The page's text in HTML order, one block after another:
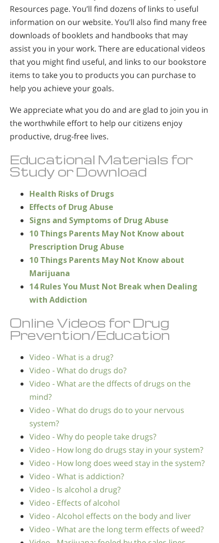
Resources page. You’ll find dozens of links to useful
information on our website. You’ll also find many free
downloads of booklets and handbooks that may
assist you in your work. There are educational videos
that you might find useful, and links to our bookstore
items to take you to products you can purchase to
help you achieve your goals.
We appreciate what you do and are glad to join you in
the worthwhile effort to help our citizens enjoy
productive, drug-free lives.
Educational Materials for
Study or Download
Health Risks of Drugs
Effects of Drug Abuse
Signs and Symptoms of Drug Abuse
10 Things Parents May Not Know about
Prescription Drug Abuse
10 Things Parents May Not Know about
Marijuana
14 Rules You Must Not Break when Dealing
with Addiction
Online Videos for Drug
Prevention/Education
Video - What is a drug?
Video - What do drugs do?
Video - What are the dffects of drugs on the
mind?
Video - What do drugs do to your nervous
system?
Video - Why do people take drugs?
Video - How long do drugs stay in your system?
Video - How long does weed stay in the system?
Video - What is addiction?
Video - Is alcohol a drug?
Video - Effects of alcohol
Video - Alcohol effects on the body and liver
Video - What are the long term effects of weed?